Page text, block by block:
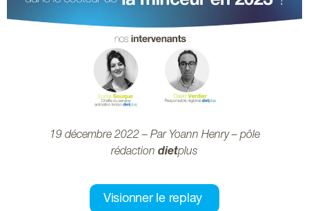
19 décembre 2022 – Par Yoann Henry – pôle
rédaction dietplus
Visionner le replay